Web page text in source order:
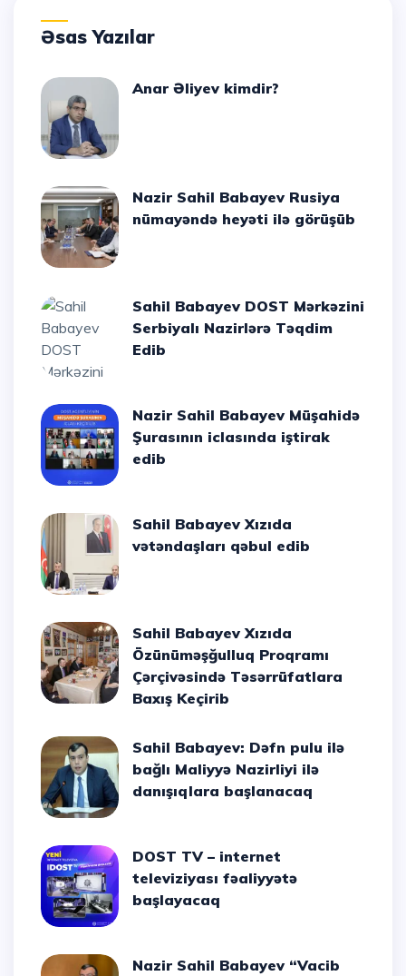
Əsas Yazılar
Anar Əliyev kimdir?
Nazir Sahil Babayev Rusiya
nümayəndə heyəti ilə görüşüb
Sahil Babayev DOST Mərkəzini
Serbiyalı Nazirlərə Təqdim
Edib
Nazir Sahil Babayev Müşahidə
Şurasının iclasında iştirak
edib
Sahil Babayev Xızıda
vətəndaşları qəbul edib
Sahil Babayev Xızıda
Özünüməşğulluq Proqramı
Çərçivəsində Təsərrüfatlara
Baxış Keçirib
Sahil Babayev: Dəfn pulu ilə
bağlı Maliyyə Nazirliyi ilə
danışıqlara başlanacaq
DOST TV – internet
televiziyası fəaliyyətə
başlayacaq
Nazir Sahil Babayev “Vacib